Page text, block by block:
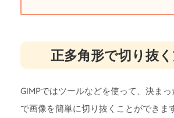
正多角形で切り抜
GIMPではツールなどを使って、決ま
で画像を簡単に切り抜くことができま